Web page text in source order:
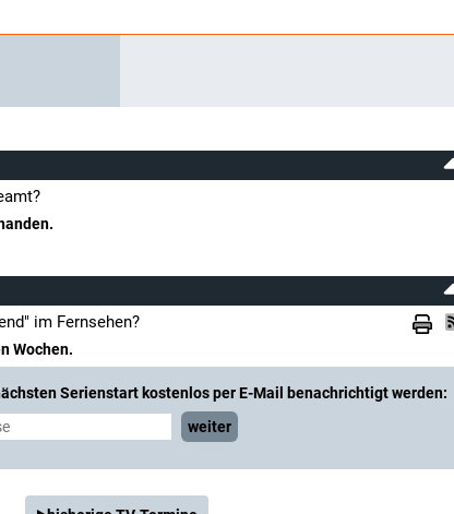
im Fernsehen?
Wochen.
Serienstart kostenlos per E-Mail benachrichtigt werden:
weiter